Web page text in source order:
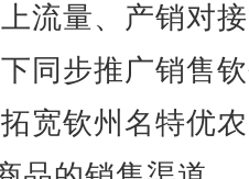
流量、产销对
同步推广销售
宽钦州名特优